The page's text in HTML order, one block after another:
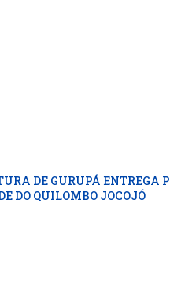
DE GURUPÁ ENTREGA
DO QUILOMBO JOCOJÓ